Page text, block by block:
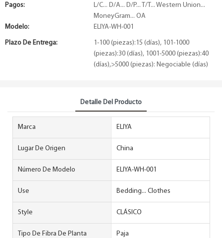
Pagos:
L/C... D/A... D/P... T/T... Western Union...
MoneyGram... OA
Modelo:
ELIYA-WH-001
Plazo De Entrega:
1-100 (piezas):15 (días), 101-1000
(piezas):30 (días), 1001-5000 (piezas):40
(días),>5000 (piezas): Negociable (días)
Detalle Del Producto
Marca ELIYA
Lugar De Origen China
Número De Modelo ELIYA-WH-001
Use Bedding... Clothes
Style CLÁSICO
Tipo De Fibra De Planta Paja